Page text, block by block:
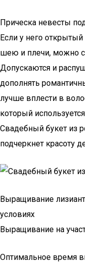
Прическа невесты
Если у него открытый
шею и плечи, можно
Допускаются и
дополнять
лучше вплести в
который
Свадебный букет из
подчеркнет красоту
Выращивание
условиях
Выращивание на
Оптимальное время